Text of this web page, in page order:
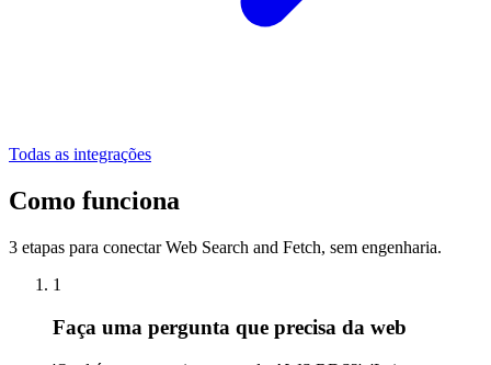
Todas as integrações
Como funciona
3 etapas para conectar Web Search and Fetch, sem engenharia.
1
Faça uma pergunta que precisa da web